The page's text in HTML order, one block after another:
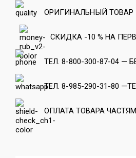
ОРИГИНАЛЬНЫЙ ТОВАР
СКИДКА -10 % НА
ТЕЛ. 8-800-300-87-04
ТЕЛ. 8-985-290-31-80
ОПЛАТА ТОВАРА